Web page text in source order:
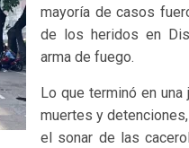
mayoría de casos
de los heridos en
arma de fuego.
Lo que terminó en
muertes y
el sonar de las